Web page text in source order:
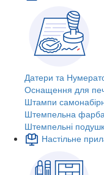
Датери та
Оснащення для
Штампи
Штемпельна фарба
Штемпельні
Настільне